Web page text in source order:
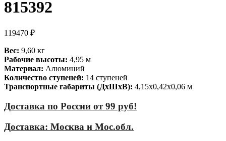
815392
119470 ₽
Вес: 9,60 кг
Рабочие высоты: 4,95 м
Материал: Алюминий
Количество ступеней: 14 ступеней
Транспортные габариты (ДхШхВ): 4,15х0,42х0,06 м
Доставка по России от 99 руб!
Доставка: Москва и Мос.обл.